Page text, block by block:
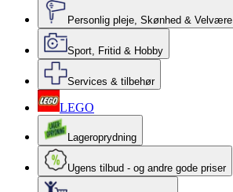
Personlig pleje, Skønhed & Velvære
Sport, Fritid & Hobby
Services & tilbehør
LEGO
Lageroprydning
Ugens tilbud - og andre gode priser